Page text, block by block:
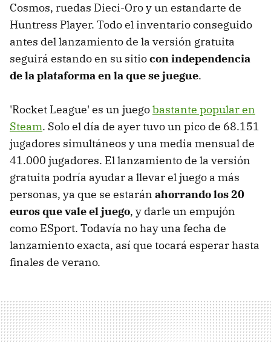
Cosmos, ruedas Dieci-Oro y un estandarte de
Huntress Player. Todo el inventario conseguido
antes del lanzamiento de la versión gratuita
seguirá estando en su sitiocon independencia
de la plataforma en la que se juegue.
'Rocket League' es un juegobastante popular en
Steam. Solo el día de ayer tuvo un pico de 68.151
jugadores simultáneos y una media mensual de
41.000 jugadores. El lanzamiento de la versión
gratuita podría ayudar a llevar el juego a más
personas, ya que se estarán ahorrando los 20
euros que vale el juego, y darle un empujón
como ESport. Todavía no hay una fecha de
lanzamiento exacta, así que tocará esperar hasta
finales de verano.